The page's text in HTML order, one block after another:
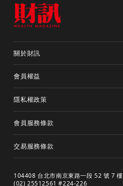
關於財訊
會員權益
隱私權政策
會員服務條款
交易服務條款
104408 台北市南京東路一段 52 號 7 樓
(02) 25512561 #224-226